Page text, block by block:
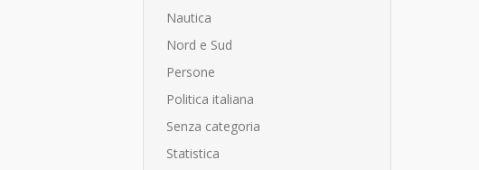
Nautica
Nord e Sud
Persone
Politica italiana
Senza categoria
Statistica